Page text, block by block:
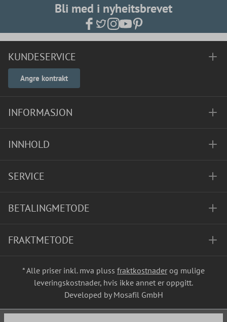
Bli med i nyheitsbrevet
KUNDESERVICE
Angre kontrakt
INFORMASJON
INNHOLD
SERVICE
BETALINGMETODE
FRAKTMETODE
* Alle priser inkl. mva pluss fraktkostnader og mulige
leveringskostnader, hvis ikke annet er oppgitt.
Developed by Mosafil GmbH